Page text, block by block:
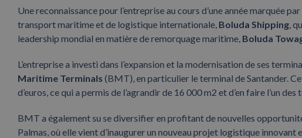
Une reconnaissance pour l’entreprise au cours d’une année marquée
transport maritime et de logistique internationale, Boluda Shipping,
leadership mondial en matière de remorquage maritime, Boluda
L’entreprise a investi dans l’expansion et la modernisation de ses
Maritime Terminals (BMT), en particulier le terminal de Santander.
d’euros, ce qui a permis de l’agrandir de 16 000 m2 et d’en faire l’un
BMT a également su se diversifier en profitant de nouvelles
Palmas, où elle vient d’inaugurer un nouveau projet logistique